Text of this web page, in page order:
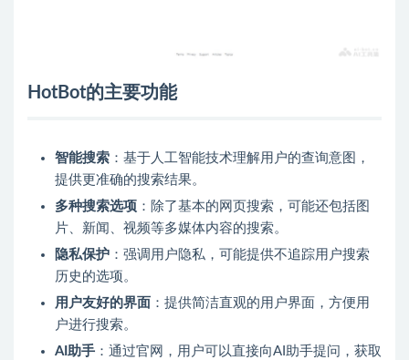
HotBot的主要功能
智能搜索 ：基于人工智能技术理解用户的查询意图，
提供更准确的搜索结果。
多种搜索选项 ：除了基本的网页搜索，可能还包括图
片、新闻、视频等多媒体内容的搜索。
隐私保护 ：强调用户隐私，可能提供不追踪用户搜索
历史的选项。
用户友好的界面 ：提供简洁直观的用户界面，方便用
户进行搜索。
AI助手 ：通过官网，用户可以直接向AI助手提问，获取